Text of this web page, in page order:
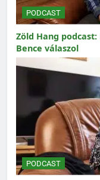
PODCAST
Zöld Hang
Bence válaszol
PODCAST